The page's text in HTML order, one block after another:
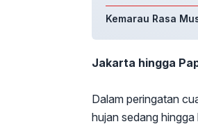
Kemarau Rasa
Jakarta hingga
Dalam peringatan
hujan sedang hingga